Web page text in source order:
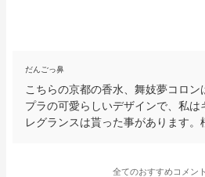
だんごっ鼻
こちらの京都の香水、舞妓夢コロ
プラの可愛らしいデザインで、私は
レグランスは貰った事があります。
全てのおすすめコメン